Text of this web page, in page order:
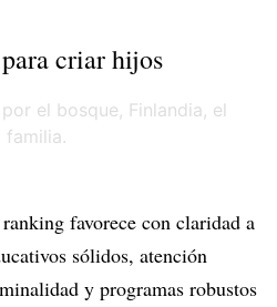
criar hijos
favorece con claridad a
sólidos, atención
y programas robustos